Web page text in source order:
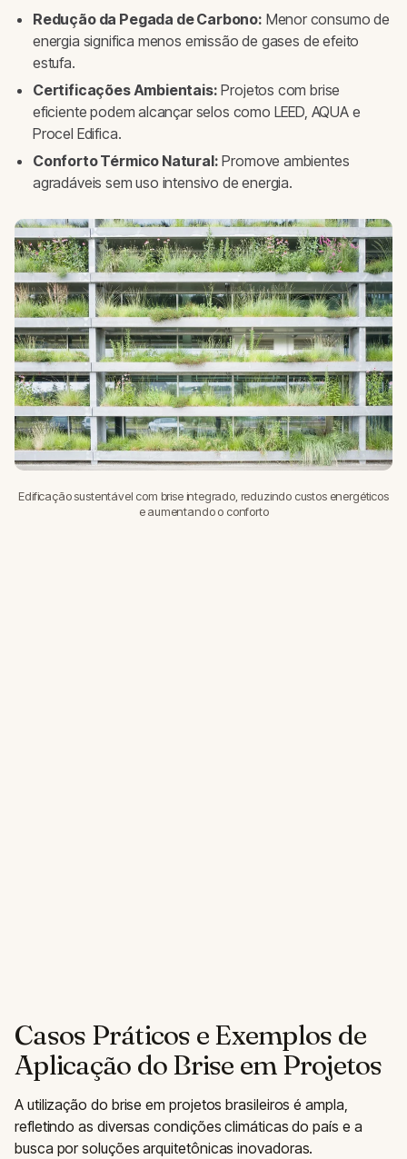
Redução da Pegada de Carbono: Menor consumo de
energia significa menos emissão de gases de efeito
estufa.
Certificações Ambientais: Projetos com brise
eficiente podem alcançar selos como LEED, AQUA e
Procel Edifica.
Conforto Térmico Natural: Promove ambientes
agradáveis sem uso intensivo de energia.
Edificação sustentável com brise integrado, reduzindo custos energéticos
e aumentando o conforto
Casos Práticos e Exemplos de
Aplicação do Brise em Projetos
A utilização do brise em projetos brasileiros é ampla,
refletindo as diversas condições climáticas do país e a
busca por soluções arquitetônicas inovadoras.